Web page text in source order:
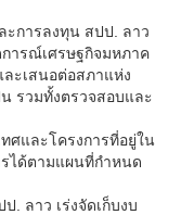
การลงทุน สปป. ลาว
ารณ์เศรษฐกิจมหภาค
ะเสนอต่อสภาแห่ง
รวมทั้งตรวจสอบและ
ศและโครงการที่อยู่ใน
รได้ตามแผนที่กำหนด
. ลาว เร่งจัดเก็บงบ